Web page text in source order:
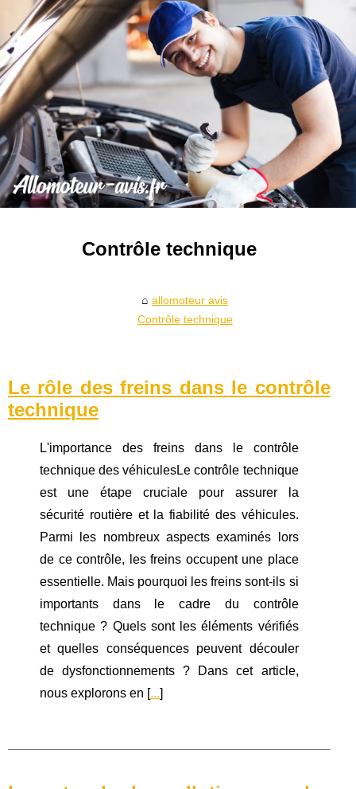
Contrôle technique
allomoteur avis
Contrôle technique
Le rôle des freins dans le contrôle
technique
L'importance des freins dans le contrôle
technique des véhiculesLe contrôle technique
est une étape cruciale pour assurer la
sécurité routière et la fiabilité des véhicules.
Parmi les nombreux aspects examinés lors
de ce contrôle, les freins occupent une place
essentielle. Mais pourquoi les freins sont-ils si
importants dans le cadre du contrôle
technique ? Quels sont les éléments vérifiés
et quelles conséquences peuvent découler
de dysfonctionnements ? Dans cet article,
nous explorons en [...]